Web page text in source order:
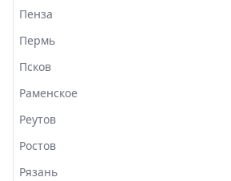
Пенза
Пермь
Псков
Раменское
Реутов
Ростов
Рязань